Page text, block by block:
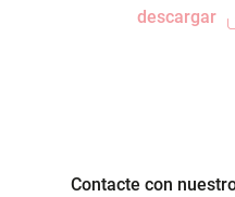
descargar
Contacte con